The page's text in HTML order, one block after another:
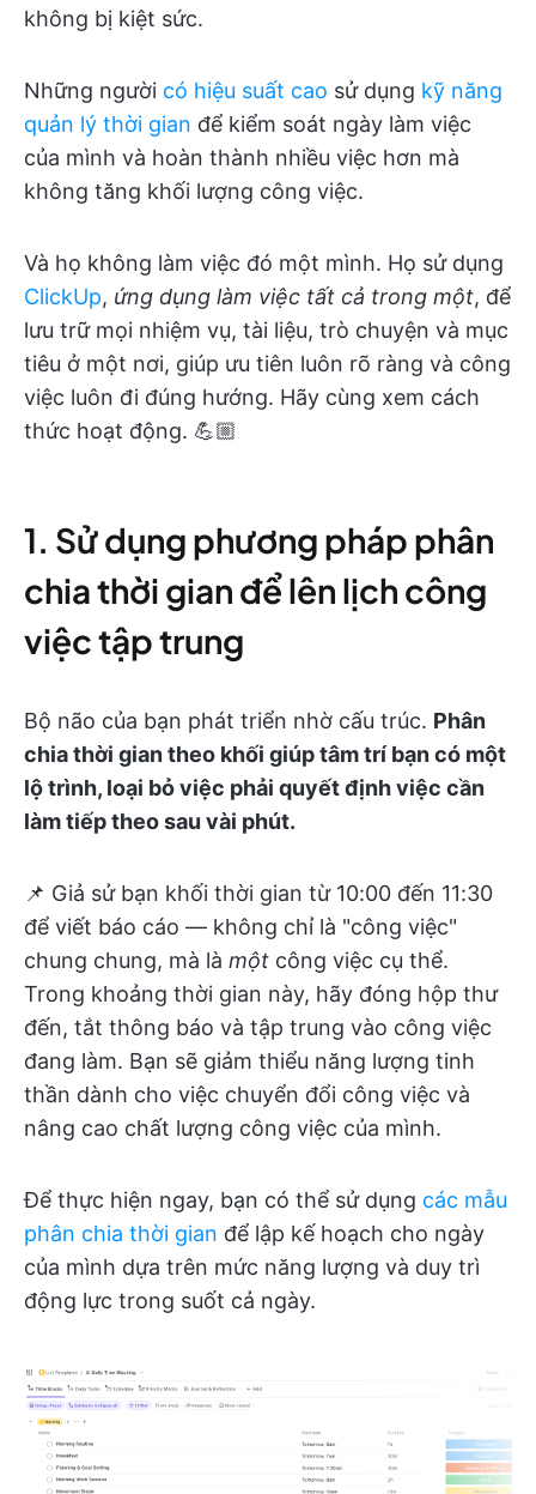
không bị kiệt sức.
Những người có hiệu suất cao sử dụng kỹ năng
quản lý thời gian để kiểm soát ngày làm việc
của mình và hoàn thành nhiều việc hơn mà
không tăng khối lượng công việc.
Và họ không làm việc đó một mình. Họ sử dụng
ClickUp, ứng dụng làm việc tất cả trong một, để
lưu trữ mọi nhiệm vụ, tài liệu, trò chuyện và mục
tiêu ở một nơi, giúp ưu tiên luôn rõ ràng và công
việc luôn đi đúng hướng. Hãy cùng xem cách
thức hoạt động. 💪🏼
1. Sử dụng phương pháp phân
chia thời gian để lên lịch công
việc tập trung
Bộ não của bạn phát triển nhờ cấu trúc. Phân
chia thời gian theo khối giúp tâm trí bạn có một
lộ trình, loại bỏ việc phải quyết định việc cần
làm tiếp theo sau vài phút.
📌 Giả sử bạn khối thời gian từ 10:00 đến 11:30
để viết báo cáo — không chỉ là "công việc"
chung chung, mà là một công việc cụ thể.
Trong khoảng thời gian này, hãy đóng hộp thư
đến, tắt thông báo và tập trung vào công việc
đang làm. Bạn sẽ giảm thiểu năng lượng tinh
thần dành cho việc chuyển đổi công việc và
nâng cao chất lượng công việc của mình.
Để thực hiện ngay, bạn có thể sử dụng các mẫu
phân chia thời gian để lập kế hoạch cho ngày
của mình dựa trên mức năng lượng và duy trì
động lực trong suốt cả ngày.